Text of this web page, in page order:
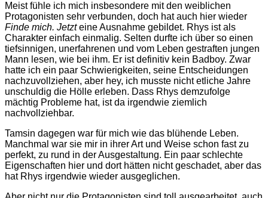
Meist fühle ich mich insbesondere mit den weiblichen
Protagonisten sehr verbunden, doch hat auch hier wieder
Finde mich. Jetzteine Ausnahme gebildet. Rhys ist als
Charakter einfach einmalig. Selten durfte ich über so einen
tiefsinnigen, unerfahrenen und vom Leben gestraften jungen
Mann lesen, wie bei ihm. Er ist definitiv kein Badboy. Zwar
hatte ich ein paar Schwierigkeiten, seine Entscheidungen
nachzuvollziehen, aber hey, ich musste nicht etliche Jahre
unschuldig die Hölle erleben. Dass Rhys demzufolge
mächtig Probleme hat, ist da irgendwie ziemlich
nachvollziehbar.
Tamsin dagegen war für mich wie das blühende Leben.
Manchmal war sie mir in ihrer Art und Weise schon fast zu
perfekt, zu rund in der Ausgestaltung. Ein paar schlechte
Eigenschaften hier und dort hätten nicht geschadet, aber das
hat Rhys irgendwie wieder ausgeglichen.